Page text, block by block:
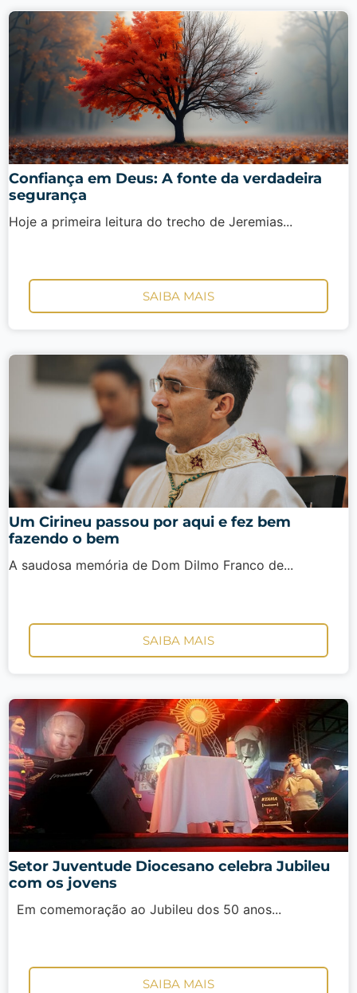
Confiança em Deus: A fonte da verdadeira
segurança
Hoje a primeira leitura do trecho de Jeremias...
SAIBA MAIS
Um Cirineu passou por aqui e fez bem
fazendo o bem
A saudosa memória de Dom Dilmo Franco de...
SAIBA MAIS
Setor Juventude Diocesano celebra Jubileu
com os jovens
Em comemoração ao Jubileu dos 50 anos...
SAIBA MAIS